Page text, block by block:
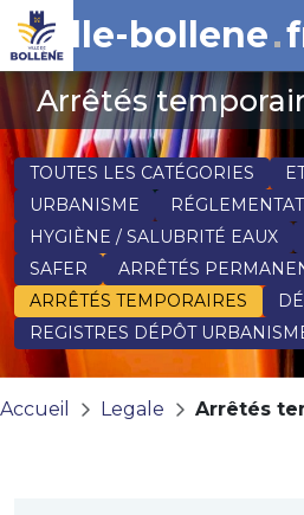
ville-bollene
Arrêtés
TOUTES LES CATÉGORIES
URBANISME
HYGIÈNE / SALUBRITÉ EAUX
SAFER
ARRÊTÉS
ARRÊTÉS TEMPORAIRES
REGISTRES DÉPÔT
Accueil Legale Arrêtés